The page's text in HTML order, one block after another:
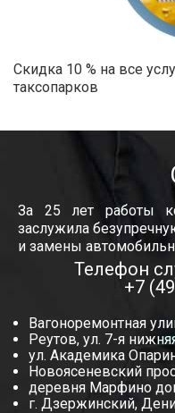
Скидка 10 % на все
таксопарков
За 25 лет работы
заслужила
и замены
Телефон
+7
Вагоноремонтная
Реутов, ул. 7-я
ул. Академика
Новоясеневский
деревня Марфино
г. Дзержинский,